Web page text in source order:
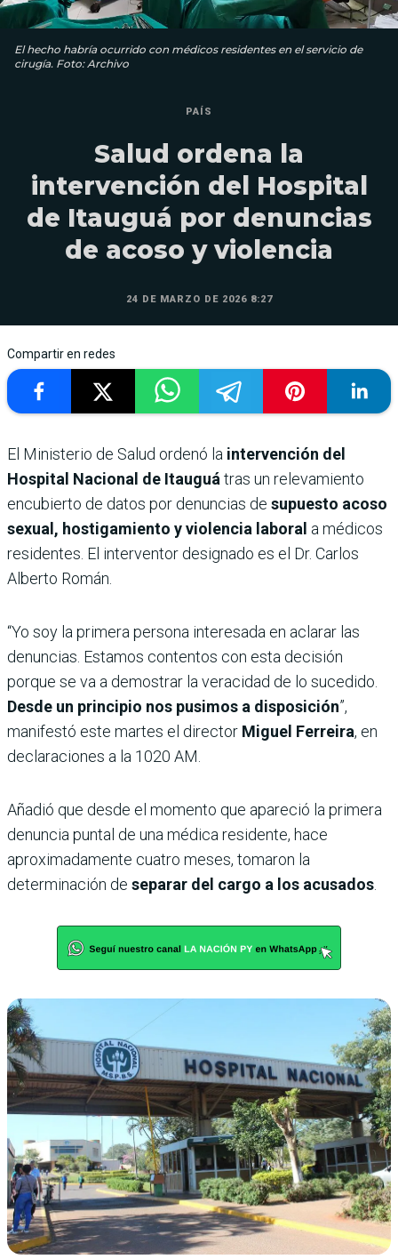
El hecho habría ocurrido con médicos residentes en el servicio de
cirugía. Foto: Archivo
PAÍS
Salud ordena la
intervención del Hospital
de Itauguá por denuncias
de acoso y violencia
24 DE MARZO DE 2026 8:27
Compartir en redes
El Ministerio de Salud ordenó la intervención del
Hospital Nacional de Itauguá tras un relevamiento
encubierto de datos por denuncias de supuesto acoso
sexual, hostigamiento y violencia laboral a médicos
residentes. El interventor designado es el Dr. Carlos
Alberto Román.
“Yo soy la primera persona interesada en aclarar las
denuncias. Estamos contentos con esta decisión
porque se va a demostrar la veracidad de lo sucedido.
Desde un principio nos pusimos a disposición”,
manifestó este martes el director Miguel Ferreira, en
declaraciones a la 1020 AM.
Añadió que desde el momento que apareció la primera
denuncia puntal de una médica residente, hace
aproximadamente cuatro meses, tomaron la
determinación de separar del cargo a los acusados